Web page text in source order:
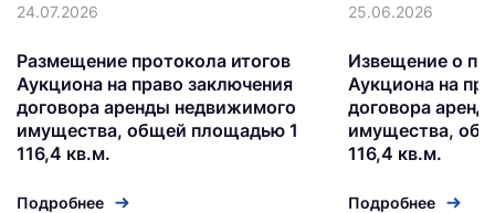
24.07.2026
Размещение протокола итогов
Аукциона на право заключения
договора аренды недвижимого
имущества, общей площадью 1
116,4 кв.м.
Подробнее
25.06.2026
Извещение о
Аукциона на
договора
имущества,
116,4 кв.м.
Подробнее